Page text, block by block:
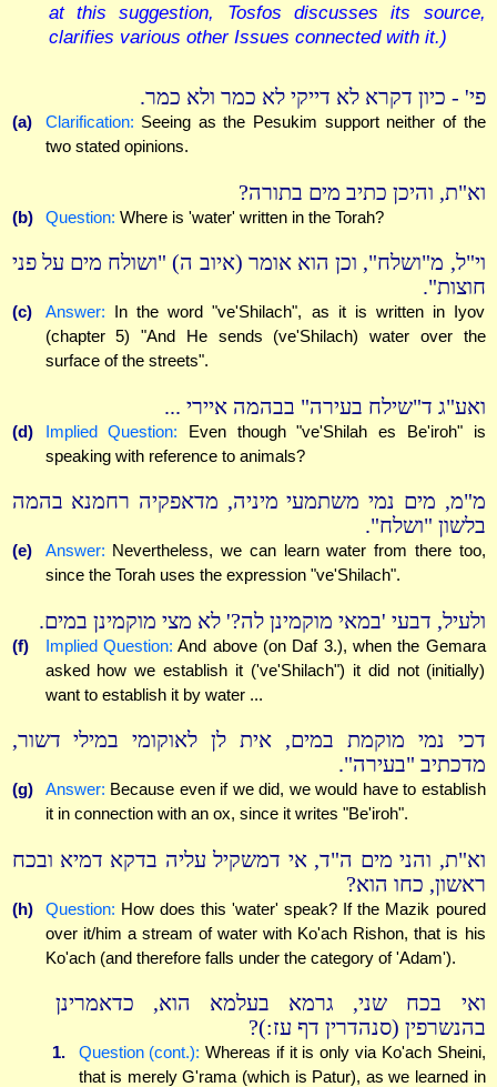
at this suggestion, Tosfos discusses its source,
clarifies various other Issues connected with it.)
פי' - כיון דקרא לא דייקי לא כמר ולא כמר.
(a) Clarification: Seeing as the Pesukim support neither of the
two stated opinions.
וא"ת, והיכן כתיב מים בתורה?
(b) Question: Where is 'water' written in the Torah?
וי"ל, מ"ושלח", וכן הוא אומר (איוב ה) "ושולח מים על פני
חוצות".
(c) Answer: In the word "ve'Shilach", as it is written in Iyov
(chapter 5) "And He sends (ve'Shilach) water over the
surface of the streets".
ואע"ג ד"שילח בעירה" בבהמה איירי ...
(d) Implied Question: Even though "ve'Shilah es Be'iroh" is
speaking with reference to animals?
מ"מ, מים נמי משתמעי מיניה, מדאפקיה רחמנא בהמה
בלשון "ושלח".
(e) Answer: Nevertheless, we can learn water from there too,
since the Torah uses the expression "ve'Shilach".
ולעיל, דבעי 'במאי מוקמינן לה?' לא מצי מוקמינן במים.
(f) Implied Question: And above (on Daf 3.), when the Gemara
asked how we establish it ('ve'Shilach") it did not (initially)
want to establish it by water ...
דכי נמי מוקמת במים, אית לן לאוקומי במילי דשור,
מדכתיב "בעירה".
(g) Answer: Because even if we did, we would have to establish
it in connection with an ox, since it writes "Be'iroh".
וא"ת, והני מים ה"ד, אי דמשקיל עליה בדקא דמיא ובכח
ראשון, כחו הוא?
(h) Question: How does this 'water' speak? If the Mazik poured
over it/him a stream of water with Ko'ach Rishon, that is his
Ko'ach (and therefore falls under the category of 'Adam').
ואי בכח שני, גרמא בעלמא הוא, כדאמרינן
בהנשרפין (סנהדרין דף עז:)?
1. Question (cont.): Whereas if it is only via Ko'ach Sheini,
that is merely G'rama (which is Patur), as we learned in